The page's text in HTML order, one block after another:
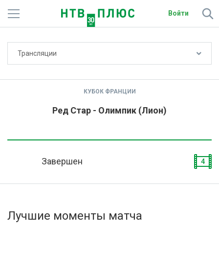
Войти
Активировать промокод
Трансляции
КУБОК ФРАНЦИИ
Ред Стар - Олимпик (Лион)
Завершен 4
Лучшие моменты матча